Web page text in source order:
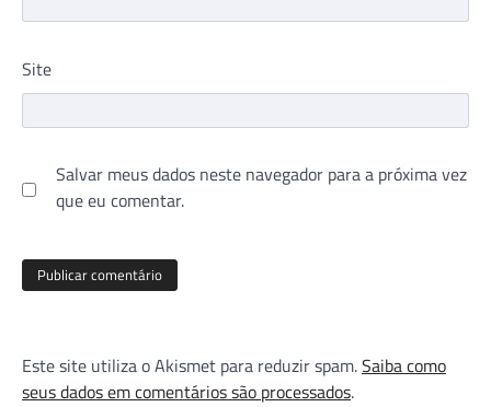
Site
Salvar meus dados neste navegador para a próxima vez
que eu comentar.
Este site utiliza o Akismet para reduzir spam.Saiba como
seus dados em comentários são processados.